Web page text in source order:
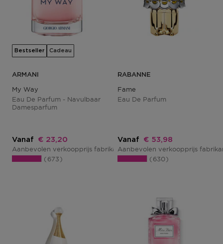
Bestseller Cadeau
ARMANI
My Way
Eau De Parfum - Navulbaar
Damesparfum
Vanaf Kortingsprijs
€ 23,20
Aanbevolen verkoopprijs fabrikant€ 29,00
673
RABANNE
Fame
Eau De Parfum
Vanaf Kortingsprijs
€ 53,98
Aanbevolen verkoopprijs
630